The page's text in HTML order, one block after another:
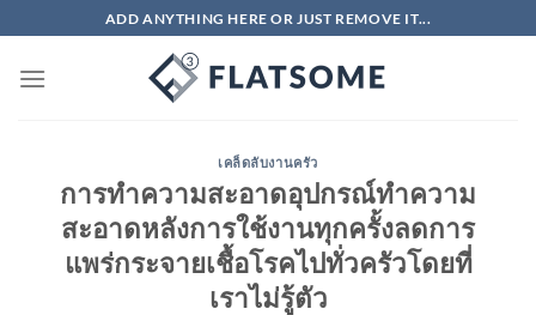
ไป
ADD ANYTHING HERE OR JUST REMOVE IT...
เคล็ดลับงานครัว
การทำความสะอาดอุปกรณ์ทำความ
สะอาดหลังการใช้งานทุกครั้งลดการ
แพร่กระจายเชื้อโรคไปทั่วครัวโดยที่
เราไม่รู้ตัว